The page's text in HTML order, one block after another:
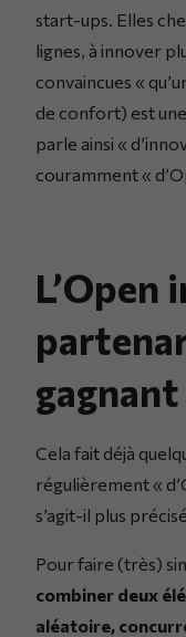
start-ups. Elles
lignes, à innover
convaincues «
de confort) est
parle ainsi «
couramment «
L’Open
gagnant
Cela fait déjà
régulièrement «
s’agit-il plus
Pour faire (très)
combiner deux
aléatoire,